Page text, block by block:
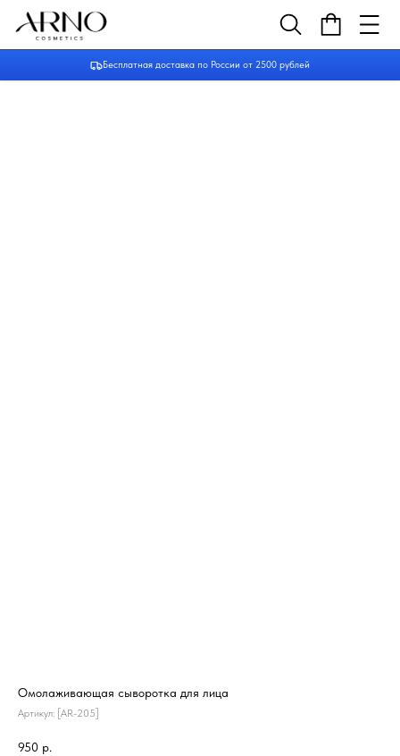
Бесплатная доставка по России от 2500 рублей
Омолаживающая сыворотка для лица
Артикул: [AR-205]
950 р.